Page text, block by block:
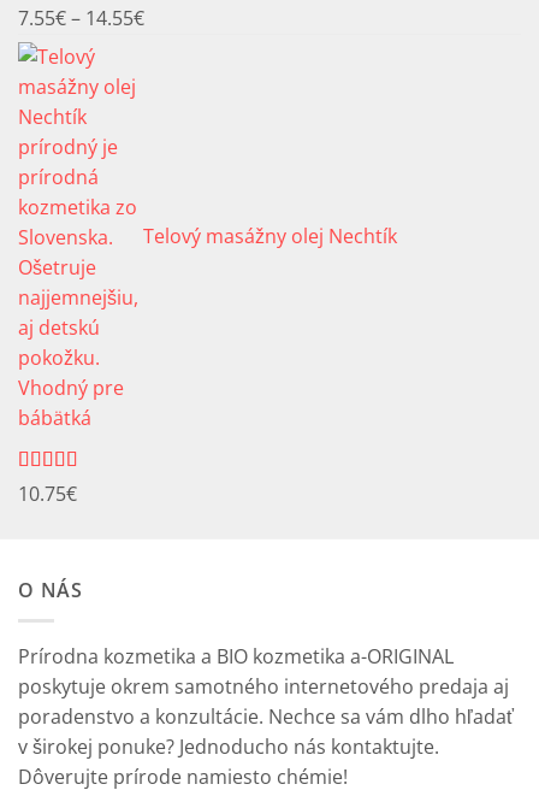
Hodnotenie
5.00z 5
7.55€– 14.55€Price
Telový masážny olej Nechtík
Hodnotenie
5.00 z 5
10.75€
O NÁS
Prírodna kozmetika a BIO kozmetika a-ORIGINAL
poskytuje okrem samotného internetového predaja aj
poradenstvo a konzultácie. Nechce sa vám dlho hľadať
v širokej ponuke? Jednoducho nás kontaktujte.
Dôverujte prírode namiesto chémie!